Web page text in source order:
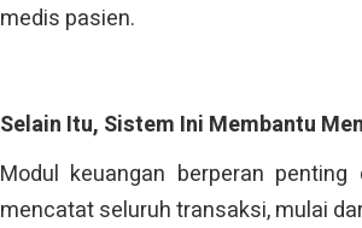
medis pasien.
Selain Itu, Sistem Ini Membantu
Modul keuangan berperan
mencatat seluruh transaksi, mulai